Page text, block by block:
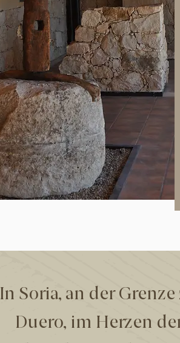
In Soria, an der
Duero, im Herzen